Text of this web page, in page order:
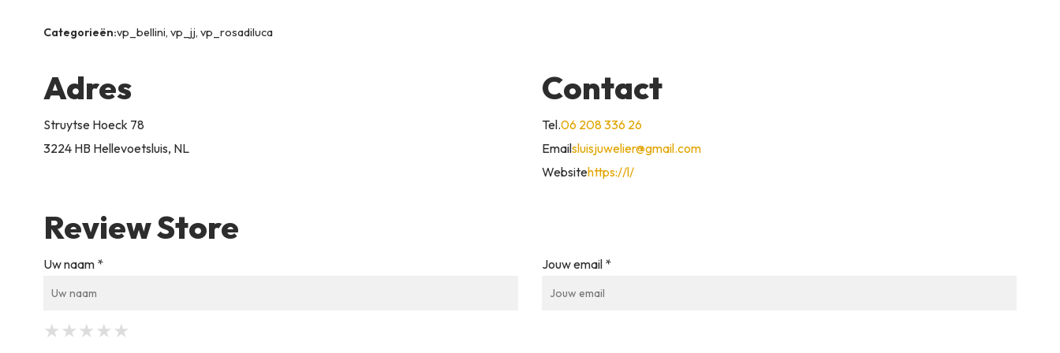
Categorieën:vp_bellini, vp_jj, vp_rosadiluca
Adres
Struytse Hoeck 78
3224 HB Hellevoetsluis, NL
Contact
Tel.06 208 336 26
Emailsluisjuwelier@gmail.com
Websitehttps://l/
Review Store
Uw naam * Jouw email *
★
★ ★
★ ★ ★
★ ★ ★ ★
★ ★ ★ ★ ★